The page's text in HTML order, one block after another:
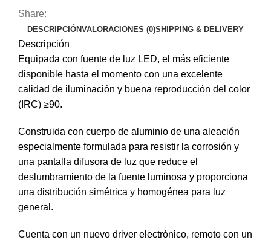
Share:
DESCRIPCIÓNVALORACIONES (0)SHIPPING & DELIVERY
Descripción
Equipada con fuente de luz LED, el más eficiente
disponible hasta el momento con una excelente
calidad de iluminación y buena reproducción del color
(IRC) ≥90.
Construida con cuerpo de aluminio de una aleación
especialmente formulada para resistir la corrosión y
una pantalla difusora de luz que reduce el
deslumbramiento de la fuente luminosa y proporciona
una distribución simétrica y homogénea para luz
general.
Cuenta con un nuevo driver electrónico, remoto con un